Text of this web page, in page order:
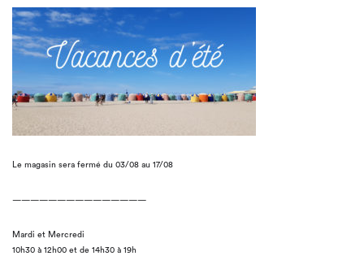
Le magasin sera fermé du 03/08 au 17/08
———————————————
Mardi et Mercredi
10h30 à 12h00 et de 14h30 à 19h